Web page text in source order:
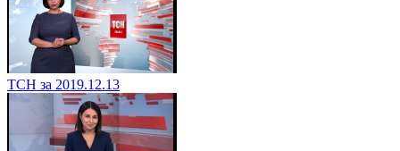
ТСН за 2019.12.13